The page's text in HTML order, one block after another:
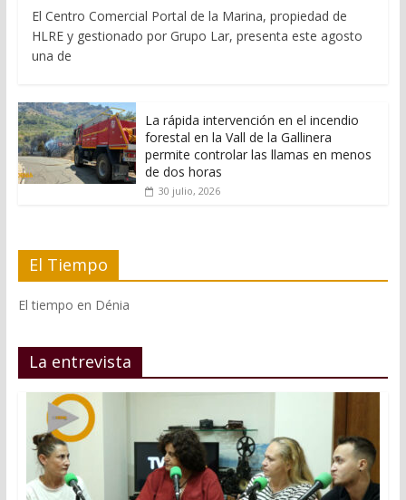
El Centro Comercial Portal de la Marina, propiedad de
HLRE y gestionado por Grupo Lar, presenta este agosto
una de
La rápida intervención en el incendio
forestal en la Vall de la Gallinera
permite controlar las llamas en menos
de dos horas
30 julio, 2026
El Tiempo
El tiempo en Dénia
La entrevista